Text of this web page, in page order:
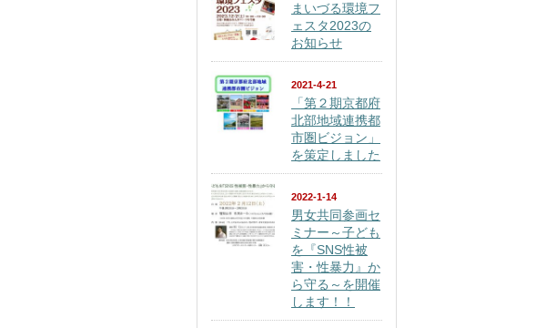
まいづる環境フ
ェスタ2023の
お知らせ
2021-4-21
「第２期京都府
北部地域連携都
市圏ビジョン」
を策定しました
2022-1-14
男女共同参画セ
ミナー～子ども
を『SNS性被
害・性暴力』か
ら守る～を開催
します！！